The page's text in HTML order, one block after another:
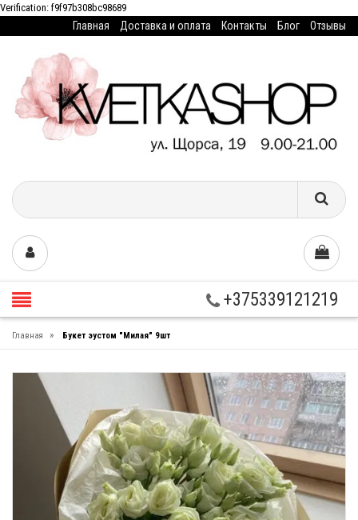
Verification: f9f97b308bc98689
Главная Доставка и оплата Контакты Блог Отзывы
+375339121219
Главная » Букет эустом "Милая" 9шт